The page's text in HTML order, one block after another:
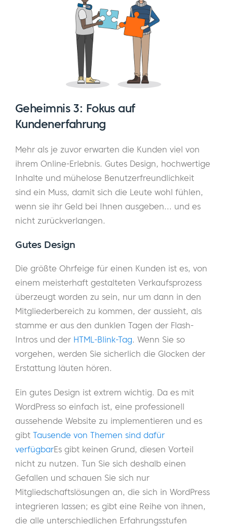
Geheimnis 3: Fokus auf
Kundenerfahrung
Mehr als je zuvor erwarten die Kunden viel von
ihrem Online-Erlebnis. Gutes Design, hochwertige
Inhalte und mühelose Benutzerfreundlichkeit
sind ein Muss, damit sich die Leute wohl fühlen,
wenn sie ihr Geld bei Ihnen ausgeben... und es
nicht zurückverlangen.
Gutes Design
Die größte Ohrfeige für einen Kunden ist es, von
einem meisterhaft gestalteten Verkaufsprozess
überzeugt worden zu sein, nur um dann in den
Mitgliederbereich zu kommen, der aussieht, als
stamme er aus den dunklen Tagen der Flash-
Intros und der HTML-Blink-Tag. Wenn Sie so
vorgehen, werden Sie sicherlich die Glocken der
Erstattung läuten hören.
Ein gutes Design ist extrem wichtig. Da es mit
WordPress so einfach ist, eine professionell
aussehende Website zu implementieren und es
gibt Tausende von Themen sind dafür
verfügbarEs gibt keinen Grund, diesen Vorteil
nicht zu nutzen. Tun Sie sich deshalb einen
Gefallen und schauen Sie sich nur
Mitgliedschaftslösungen an, die sich in WordPress
integrieren lassen; es gibt eine Reihe von ihnen,
die alle unterschiedlichen Erfahrungsstufen